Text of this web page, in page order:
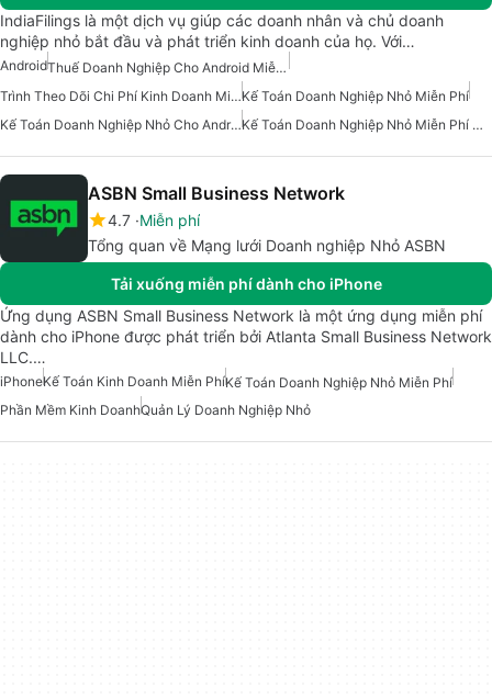
IndiaFilings là một dịch vụ giúp các doanh nhân và chủ doanh
nghiệp nhỏ bắt đầu và phát triển kinh doanh của họ. Với…
Android
Thuế Doanh Nghiệp Cho Android Miễn Phí
Trình Theo Dõi Chi Phí Kinh Doanh Miễn PhíKế Toán Doanh Nghiệp Nhỏ Miễn Phí
Kế Toán Doanh Nghiệp Nhỏ Cho Android
Kế Toán Doanh Nghiệp Nhỏ Miễn Phí Cho Android
ASBN Small Business Network
4.7 Miễn phí
Tổng quan về Mạng lưới Doanh nghiệp Nhỏ ASBN
Tải xuống miễn phí dành cho iPhone
Ứng dụng ASBN Small Business Network là một ứng dụng miễn phí
dành cho iPhone được phát triển bởi Atlanta Small Business Network
LLC.…
iPhoneKế Toán Kinh Doanh Miễn PhíKế Toán Doanh Nghiệp Nhỏ Miễn Phí
Phần Mềm Kinh DoanhQuản Lý Doanh Nghiệp Nhỏ